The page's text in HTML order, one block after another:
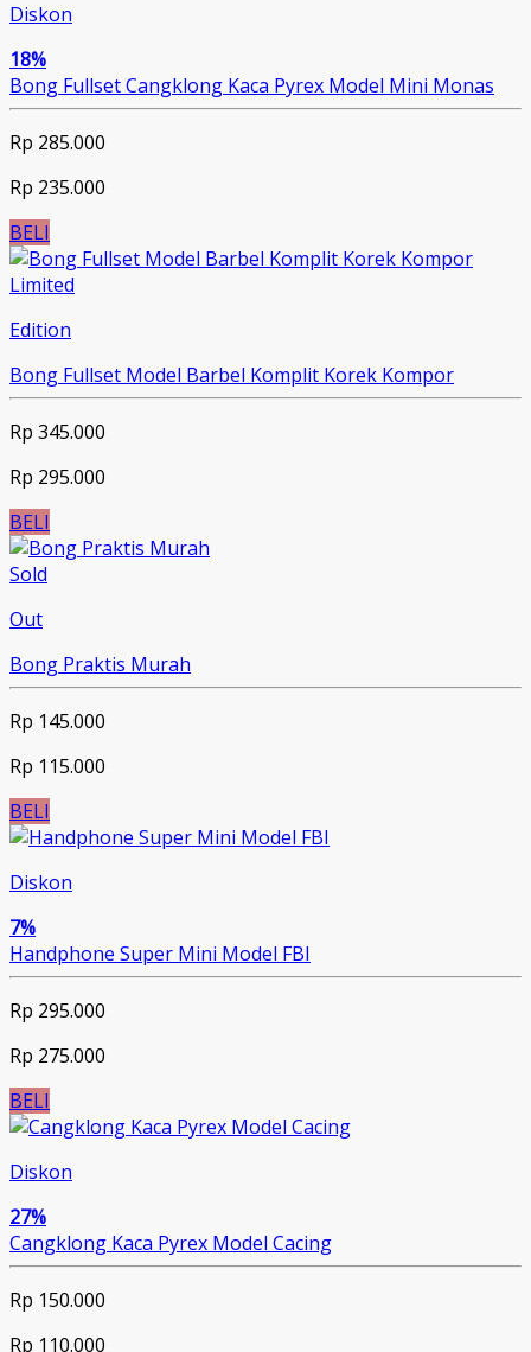
Diskon
18%
Bong Fullset Cangklong Kaca Pyrex Model Mini Monas
Rp 285.000
Rp 235.000
BELI
Limited
Edition
Bong Fullset Model Barbel Komplit Korek Kompor
Rp 345.000
Rp 295.000
BELI
Sold
Out
Bong Praktis Murah
Rp 145.000
Rp 115.000
BELI
Diskon
7%
Handphone Super Mini Model FBI
Rp 295.000
Rp 275.000
BELI
Diskon
27%
Cangklong Kaca Pyrex Model Cacing
Rp 150.000
Rp 110.000